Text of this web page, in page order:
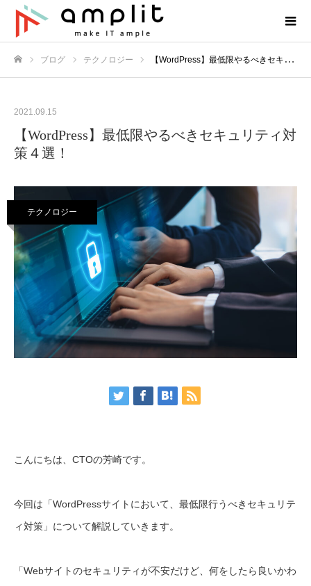
ブログ テクノロジー 【WordPress】最低限やるべきセキュリティ対策４選！
2021.09.15
【WordPress】最低限やるべきセキュリティ対
策４選！
テクノロジー
こんにちは、CTOの芳崎です。
今回は「WordPressサイトにおいて、最低限行うべきセキュリテ
ィ対策」について解説していきます。
「Webサイトのセキュリティが不安だけど、何をしたら良いかわ